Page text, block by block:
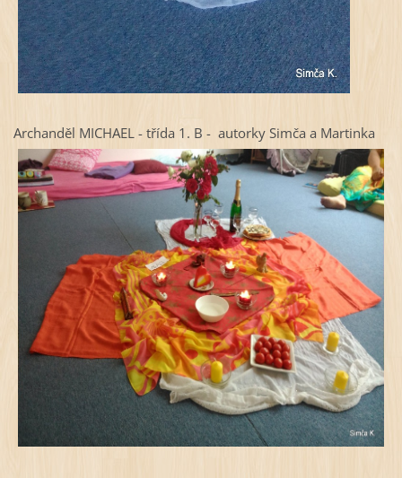
Archanděl MICHAEL - třída 1. B - autorky Simča a Martinka